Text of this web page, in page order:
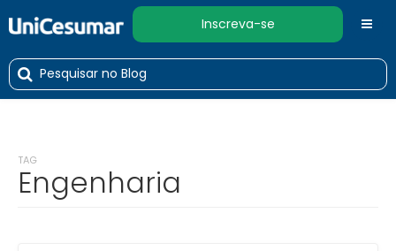
Inscreva-se
TAG
Engenharia